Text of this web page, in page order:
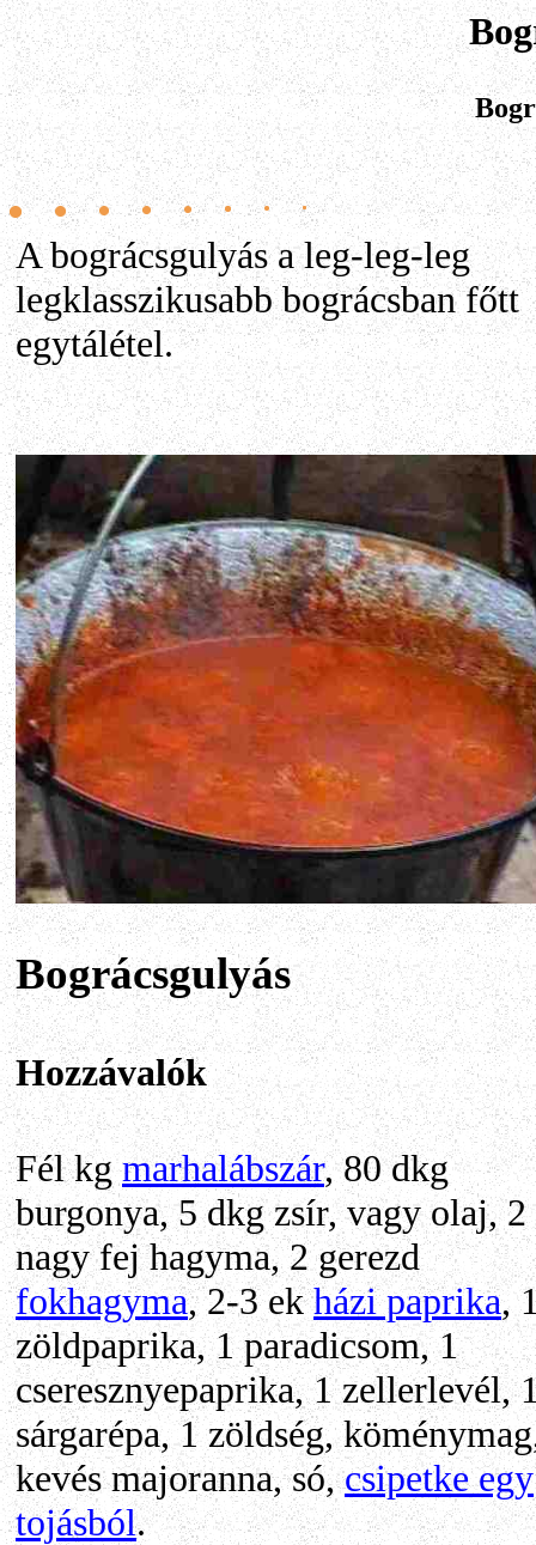
A bográcsgulyás a leg-leg-leg
legklasszikusabb bográcsban főtt
egytálétel.
Bográcsgulyás
Hozzávalók
Fél kgmarhalábszár, 80 dkg
burgonya, 5 dkg zsír, vagy olaj, 2
nagy fej hagyma, 2 gerezd
fokhagyma, 2-3 ekházi paprika,
zöldpaprika, 1 paradicsom, 1
cseresznyepaprika, 1 zellerlevél,
sárgarépa, 1 zöldség,
kevés majoranna, só,csipetke egy
tojásból.